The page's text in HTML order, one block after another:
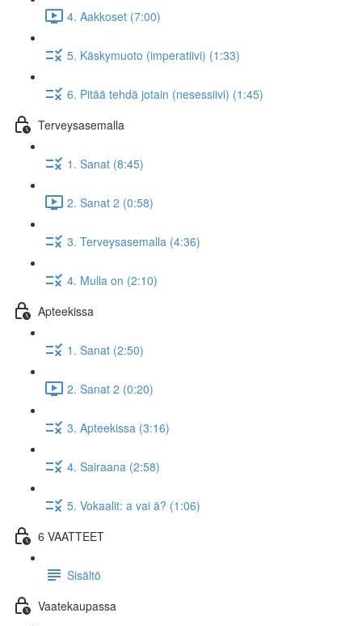
4. Aakkoset (7:00)
5. Käskymuoto (imperatiivi) (1:33)
6. Pitää tehdä jotain (nesessiivi) (1:45)
Terveysasemalla
1. Sanat (8:45)
2. Sanat 2 (0:58)
3. Terveysasemalla (4:36)
4. Mulla on (2:10)
Apteekissa
1. Sanat (2:50)
2. Sanat 2 (0:20)
3. Apteekissa (3:16)
4. Sairaana (2:58)
5. Vokaalit: a vai ä? (1:06)
6 VAATTEET
Sisältö
Vaatekaupassa